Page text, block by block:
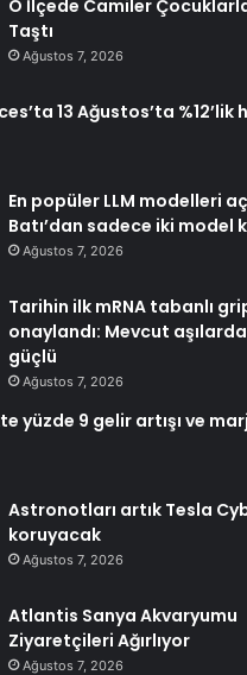
O İlçede Camiler
Taştı
Ağustos 7, 2026
13 Ağustos’ta %12’lik
En popüler LLM modelleri
Batı’dan sadece iki model
Ağustos 7, 2026
Tarihin ilk mRNA tabanlı
onaylandı: Mevcut
güçlü
Ağustos 7, 2026
yüzde 9 gelir artışı ve
Astronotları artık Tesla
koruyacak
Ağustos 7, 2026
Atlantis Sanya Akvaryumu
Ziyaretçileri Ağırlıyor
Ağustos 7, 2026